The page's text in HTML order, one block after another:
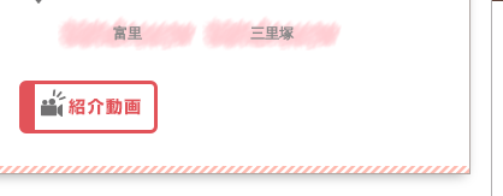
富里 三里塚